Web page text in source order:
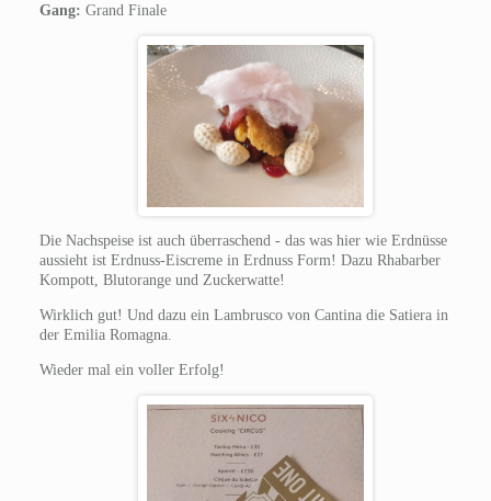
Gang: Grand Finale
Die Nachspeise ist auch überraschend - das was hier wie Erdnüsse
aussieht ist Erdnuss-Eiscreme in Erdnuss Form! Dazu Rhabarber
Kompott, Blutorange und Zuckerwatte!
Wirklich gut! Und dazu ein Lambrusco von Cantina die Satiera in
der Emilia Romagna.
Wieder mal ein voller Erfolg!